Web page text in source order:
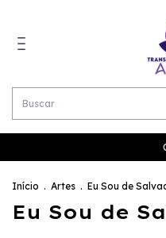
Início . Artes . Eu Sou de
Eu Sou de